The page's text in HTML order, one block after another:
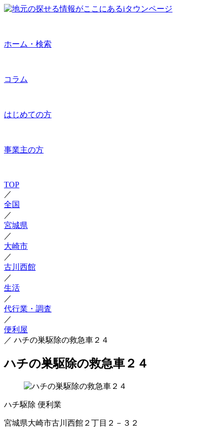
ホーム・検索
コラム
はじめての方
事業主の方
TOP
／
全国
／
宮城県
／
大崎市
／
古川西館
／
生活
／
代行業・調査
／
便利屋
／ ハチの巣駆除の救急車２４
ハチの巣駆除の救急車２４
ハチ駆除 便利業
宮城県大崎市古川西館２丁目２－３２